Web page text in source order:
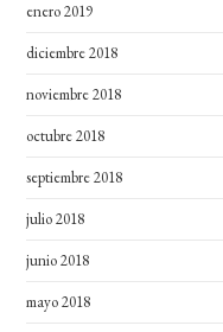
enero 2019
diciembre 2018
noviembre 2018
octubre 2018
septiembre 2018
julio 2018
junio 2018
mayo 2018